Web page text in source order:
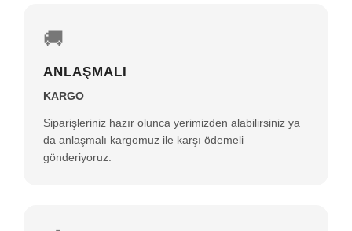
🚚
ANLAŞMALI
KARGO
Siparişleriniz hazır olunca yerimizden alabilirsiniz ya
da anlaşmalı kargomuz ile karşı ödemeli
gönderiyoruz.